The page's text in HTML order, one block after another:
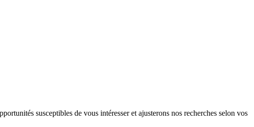
susceptibles de vous intéresser et ajusterons nos recherches selon vos